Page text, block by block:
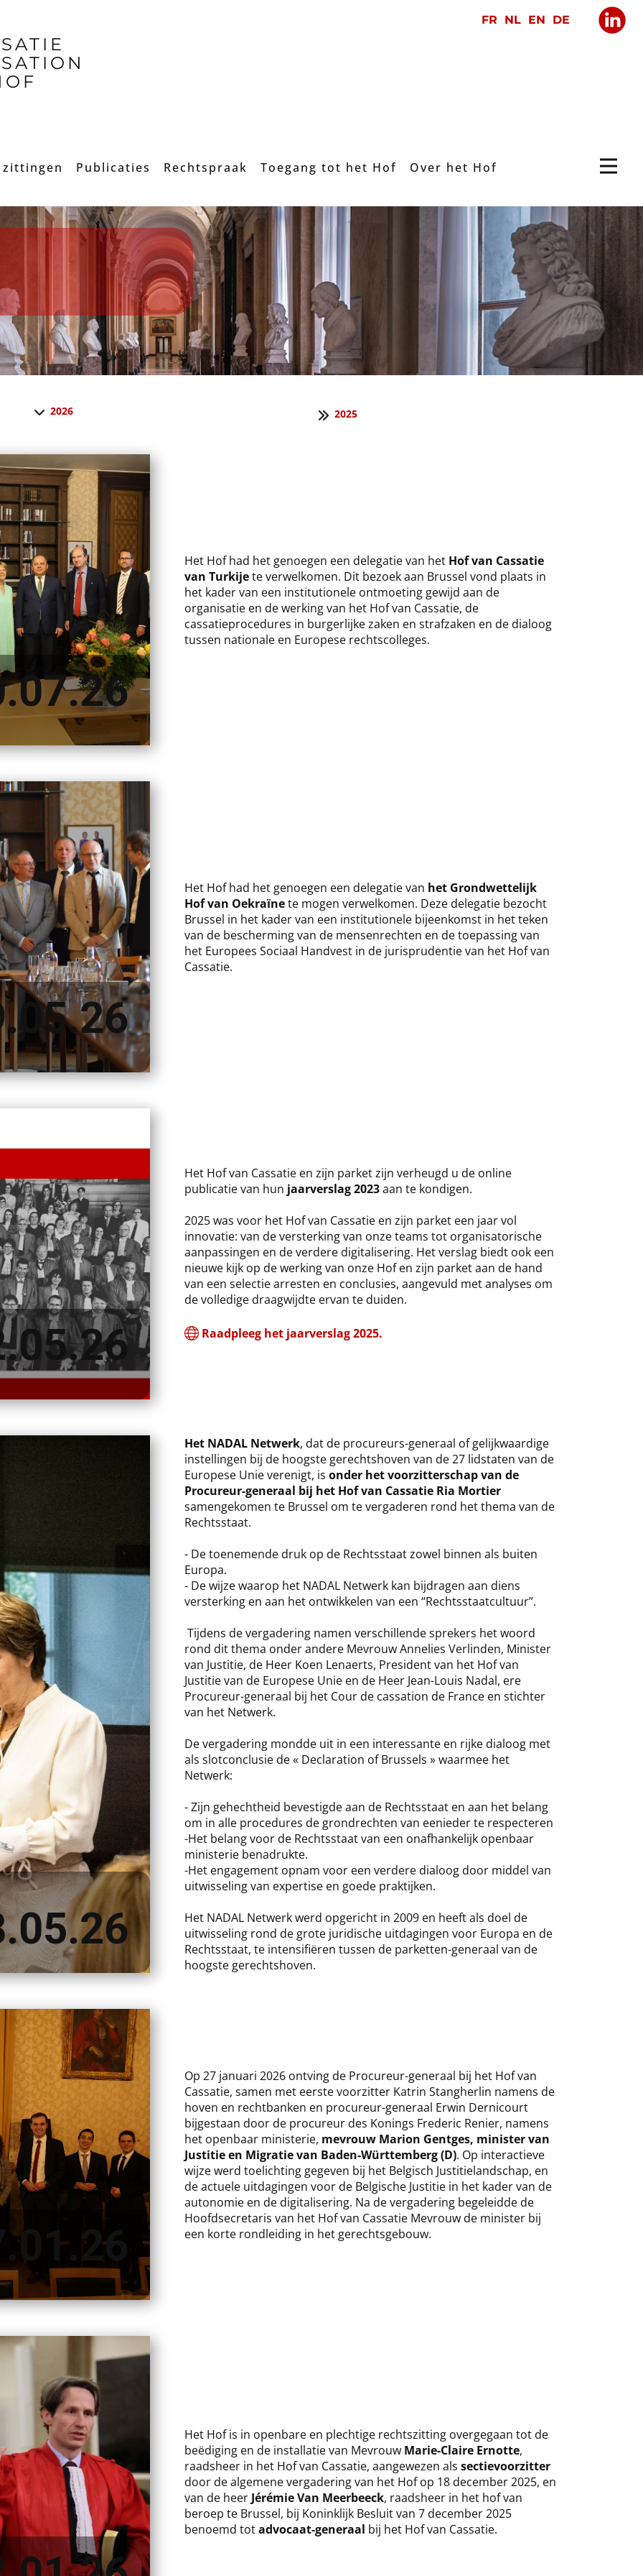
zittingen Publicaties Rechtspraak Toegang tot het Hof Over het Hof
2025
2026
​Het Hof had het genoegen een delegatie van het Hof van Cassatie
van Turkijete verwelkomen. Dit bezoek aan Brussel vond plaats in
het kader van een institutionele ontmoeting gewijd aan de
organisatie en de werking van het Hof van Cassatie, de
cassatieprocedures in burgerlijke zaken en strafzaken en de dialoog
tussen nationale en Europese rechtscolleges.
​Het Hof had het genoegen een delegatie van het Grondwettelijk
Hof van Oekraïnete mogen verwelkomen. Deze delegatie bezocht
Brussel in het kader van een institutionele bijeenkomst in het teken
van de bescherming van de mensenrechten en de toepassing van
het Europees Sociaal Handvest in de jurisprudentie van het Hof van
Cassatie.
​Het Hof van Cassatie en zijn parket zijn verheugd u de online
publicatie van hun jaarverslag 2023aan te kondigen.
2025 was voor het Hof van Cassatie en zijn parket een jaar vol
innovatie: van de versterking van onze teams tot organisatorische
aanpassingen en de verdere digitalisering. Het verslag biedt ook een
nieuwe kijk op de werking van onze Hof en zijn parket aan de hand
van een selectie arresten en conclusies, aangevuld met analyses om
de volledige draagwijdte ervan te duiden.
Raadpleeg het jaarverslag 2025.
​Het NADAL Netwerk, dat de procureurs-generaal of gelijkwaardige
instellingen bij de hoogste gerechtshoven van de 27 lidstaten van de
Europese Unie verenigt, is onder het voorzitterschap van de
Procureur-generaal bij het Hof van Cassatie Ria Mortier
samengekomen te Brussel om te vergaderen rond het thema van de
Rechtsstaat.
- De toenemende druk op de Rechtsstaat zowel binnen als buiten
Europa.
- De wijze waarop het NADAL Netwerk kan bijdragen aan diens
versterking en aan het ontwikkelen van een “Rechtsstaatcultuur”.
Tijdens de vergadering namen verschillende sprekers het woord
rond dit thema onder andere Mevrouw Annelies Verlinden, Minister
van Justitie, de Heer Koen Lenaerts, President van het Hof van
Justitie van de Europese Unie en de Heer Jean-Louis Nadal, ere
Procureur-generaal bij het Cour de cassation de France en stichter
van het Netwerk.
De vergadering mondde uit in een interessante en rijke dialoog met
als slotconclusie de « Declaration of Brussels » waarmee het
Netwerk:
- Zijn gehechtheid bevestigde aan de Rechtsstaat en aan het belang
om in alle procedures de grondrechten van eenieder te respecteren
-Het belang voor de Rechtsstaat van een onafhankelijk openbaar
ministerie benadrukte.
-Het engagement opnam voor een verdere dialoog door middel van
uitwisseling van expertise en goede praktijken.
Het NADAL Netwerk werd opgericht in 2009 en heeft als doel de
uitwisseling rond de grote juridische uitdagingen voor Europa en de
Rechtsstaat, te intensifiëren tussen de parketten-generaal van de
hoogste gerechtshoven.
​​Op 27 januari 2026 ontving de Procureur-generaal bij het Hof van
Cassatie, samen met eerste voorzitter Katrin Stangherlin namens de
hoven en rechtbanken en procureur-generaal Erwin Dernicourt
bijgestaan door de procureur des Konings Frederic Renier, namens
het openbaar ministerie, mevrouw Marion Gentges, minister van
Justitie en Migratie van Baden-Württemberg (D). Op interactieve
wijze werd toelichting gegeven bij het Belgisch Justitielandschap, en
de actuele uitdagingen voor de Belgische Justitie in het kader van de
autonomie en de digitalisering. Na de vergadering begeleidde de
Hoofdsecretaris van het Hof van Cassatie Mevrouw de minister bij
een korte rondleiding in het gerechtsgebouw.
​Het Hof is in openbare en plechtige rechtszitting overgegaan tot de
beëdiging en de installatie van Mevrouw Marie-Claire Ernotte,
raadsheer in het Hof van Cassatie, aangewezen als sectievoorzitter
door de algemene vergadering van het Hof op 18 december 2025, en
van de heer Jérémie Van Meerbeeck, raadsheer in het hof van
beroep te Brussel, bij Koninklijk Besluit van 7 december 2025
benoemd totadvocaat-generaal bij het Hof van Cassatie.